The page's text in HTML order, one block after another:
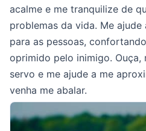
acalme e me tranquilize de
problemas da vida. Me ajude
para as pessoas,
oprimido pelo inimigo. Ouça,
servo e me ajude a me
venha me abalar.